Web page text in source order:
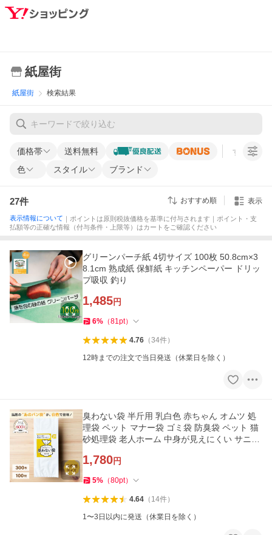
紙屋街
紙屋街 検索結果
価格帯 送料無料 すべての条
色 スタイル ブランド
27件 おすすめ順 表示
表示情報について ｜ポイントは原則税抜価格を基準に付与されます｜ポイント・支
払額等の正確な情報（付与条件・上限等）はカートをご確認ください
グリーンパーチ紙 4切サイズ 100枚 50.8cm×3
8.1cm 熟成紙 保鮮紙 キッチンペーパー ドリッ
プ吸収 釣り
1,485円
6% （81pt）
4.76（34件）
12時までの注文で当日発送（休業日を除く）
臭わない袋 半斤用 乳白色 赤ちゃん オムツ 処
理袋 ペット マナー袋 ゴミ袋 防臭袋 ペット 猫
砂処理袋 老人ホーム 中身が見えにくい サニタ
1,780円
5% （80pt）
4.64（ 14件）
1〜3日以内に発送（休業日を除く）